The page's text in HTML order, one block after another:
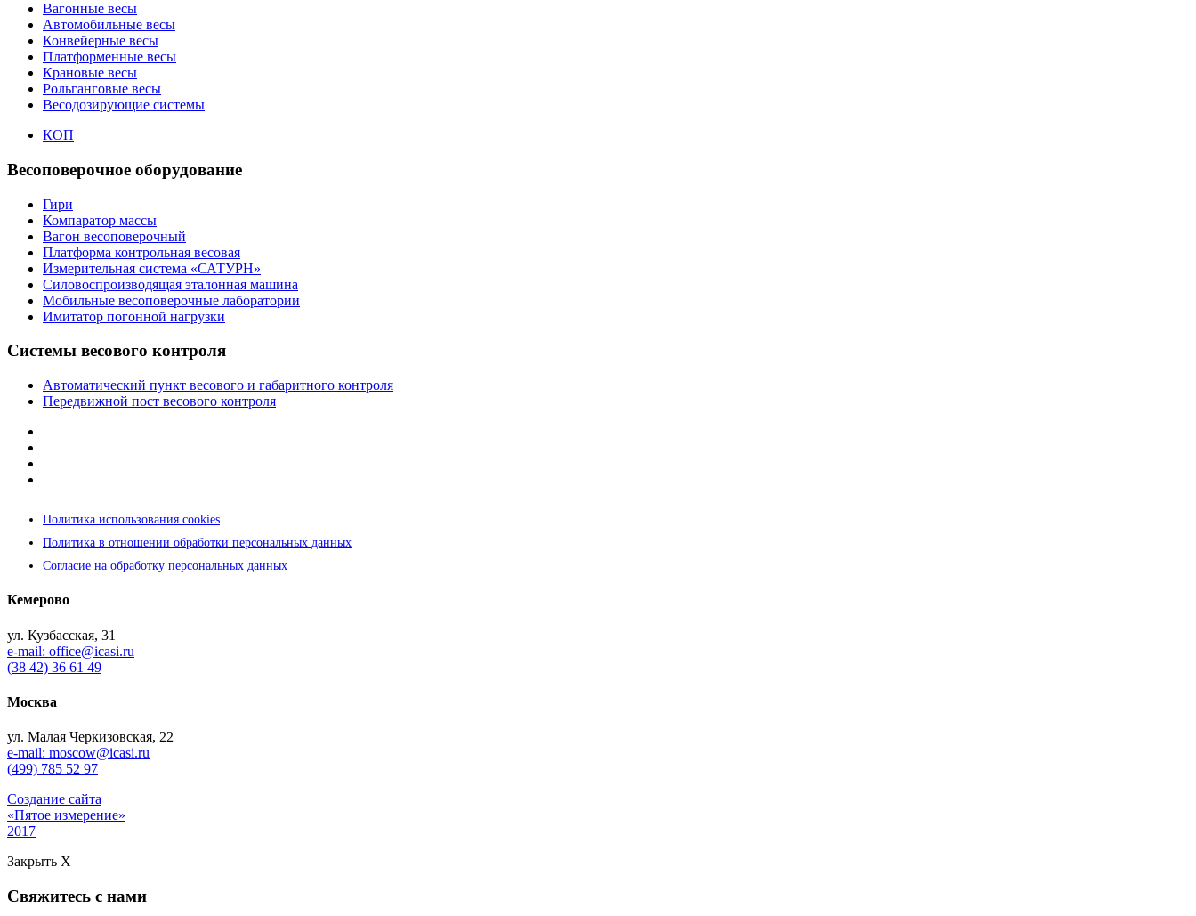
Вагонные весы
Автомобильные весы
Конвейерные весы
Платформенные весы
Крановые весы
Рольганговые весы
Весодозирующие системы
КОП
Весоповерочное оборудование
Гири
Компаратор массы
Вагон весоповерочный
Платформа контрольная весовая
Измерительная система «САТУРН»
Силовоспроизводящая эталонная машина
Мобильные весоповерочные лаборатории
Имитатор погонной нагрузки
Системы весового контроля
Автоматический пункт весового и габаритного контроля
Передвижной пост весового контроля
Политика использования cookies
Политика в отношении обработки персональных данных
Согласие на обработку персональных данных
Кемерово
ул. Кузбасская, 31
e-mail: office@icasi.ru
(38 42) 36 61 49
Москва
ул. Малая Черкизовская, 22
e-mail: moscow@icasi.ru
(499) 785 52 97
Создание сайта
«Пятое измерение»
2017
Закрыть X
Свяжитесь с нами